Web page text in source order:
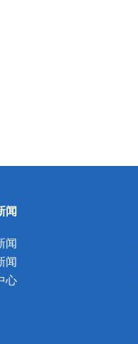
闻
闻
闻
心